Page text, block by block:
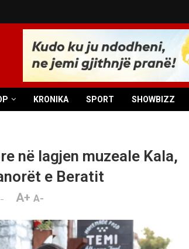
KRONIKA SPORT SHOWBIZZ
në lagjen muzeale Kala,
e Beratit
A+ A-